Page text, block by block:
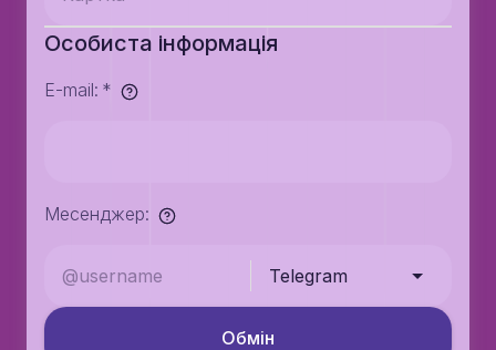
Особиста інформація
E-mail: *
Месенджер:
Telegram
Обмiн